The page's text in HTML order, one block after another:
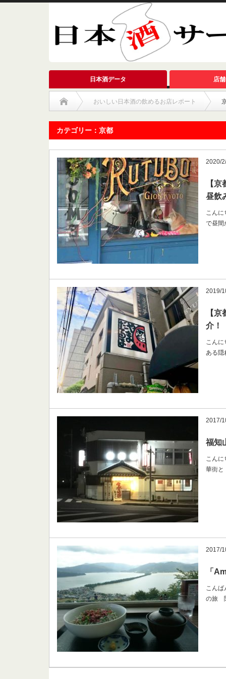
日本酒データ 店
おいしい日本酒の飲めるお店レポート
カテゴリー：京都
2020/
【
昼飲
こんに
で昼間
2019/
【
介！
こんに
ある隠
2017/
福知
こんに
華街と
2017/
「
こんば
の旅